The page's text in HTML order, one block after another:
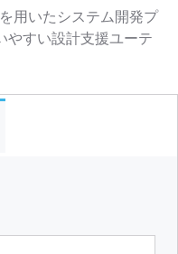
用いたシステム開発プ
やすい設計支援ユーテ